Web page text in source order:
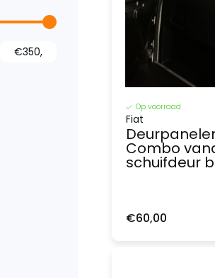
Op voorraad
Fiat
Combo
schuifdeur
€60,00